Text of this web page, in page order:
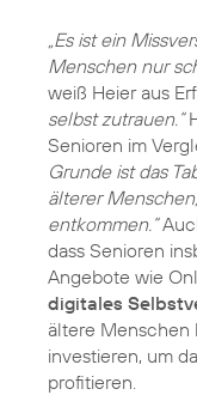
„Es ist ein
Menschen nur
weiß Heier aus
selbst zutrauen.“
Senioren im
Grunde ist das
älterer
entkommen.“
dass Senioren
Angebote wie
digitales
ältere Menschen
investieren, um
profitieren.